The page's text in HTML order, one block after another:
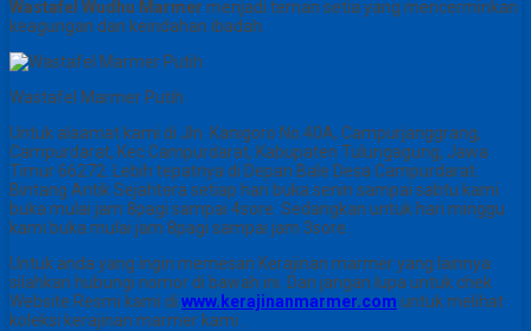
Wastafel Wudhu Marmer menjadi teman setia yang mencerminkan
keagungan dan keindahan ibadah.
Wastafel Marmer Putih
Untuk alaamat kami di Jln. Kanigoro No.40A, Campurjanggrang,
Campurdarat, Kec.Campurdarat, Kabupaten Tulungagung, Jawa
Timur 66272. Lebih tepatnya di Depan Bale Desa Campurdarat.
Bintang Antik Sejahtera setiap hari buka senin sampai sabtu kami
buka mulai jam 8pagi sampai 4sore. Sedangkan untuk hari minggu
kami buka mulai jam 8pagi sampai jam 3sore.
Untuk anda yang ingin memesan Kerajinan marmer yang lainnya
silahkan hubungi nomor di bawah ini. Dan jangan lupa untuk chek
Website Resmi kami di www.kerajinanmarmer.com untuk melihat
koleksi kerajinan marmer kami .